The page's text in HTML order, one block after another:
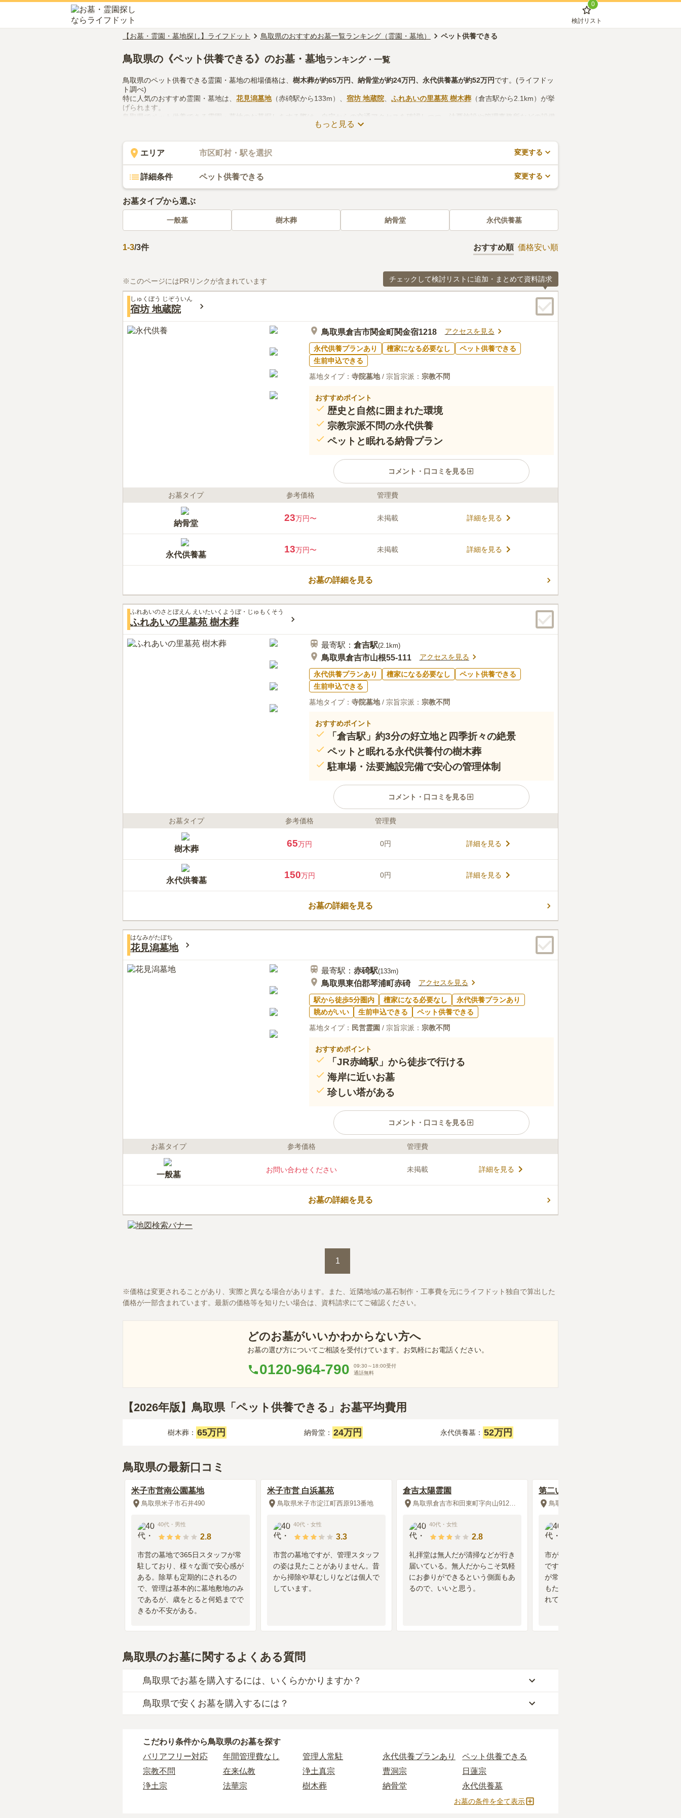
0
検討リスト
【お墓・霊園・墓地探し】ライフドット 鳥取県のおすすめお墓一覧ランキング（霊園・墓地） ペット供養できる
鳥取県の《ペット供養できる》のお墓・墓地ランキング・一覧
鳥取県のペット供養できる霊園・墓地の相場価格は、 樹木葬が約65万円、 納骨堂が約24万円、 永代供養墓が約52万円です。(ライフドッ
ト調べ)
特に人気のおすすめ霊園・墓地は、 花見潟墓地（赤碕駅から133m）、 宿坊 地蔵院 ふれあいの里墓苑 樹木葬 （倉吉駅から2.1km）が挙
げられます。
鳥取県でペット供養できる霊園・墓地のお墓探しをする際は、自宅からの交通アクセスを確認しつつ、法要施設や管理事務所などの設備
や管理体制、近隣での供花やお線香の入手方法などを考慮して選ぶとよいでしょう。資料請求や見学予約が無料でできますので、活用し
もっと見る
エリア 市区町村・駅を選択 変更する
詳細条件 ペット供養できる 変更する
お墓タイプから選ぶ
一般墓 樹木葬 納骨堂 永代供養墓
1-3/3件 おすすめ順 価格安い順
※このページにはPRリンクが含まれています チェックして検討リストに追加・まとめて資料請求
しゅくぼう じぞういん
宿坊 地蔵院
鳥取県倉吉市関金町関金宿1218 アクセスを見る
永代供養プランあり 檀家になる必要なし
ペット供養できる
生前申込できる
墓地タイプ： 寺院墓地/ 宗旨宗派： 宗教不問
おすすめポイント
歴史と自然に囲まれた環境
宗教宗派不問の永代供養
ペットと眠れる納骨プラン
コメント・口コミを見る
ライフドット編集部のコメント
井公園に隣接する自然豊かな霊園です。宗教宗派を問わずご利
用いただける永代供養は、粉骨洗浄費用込みの安心価格。ペッ
ど、非日常の静寂の中で心安らぐ時間をお過ごしいただけま
す。お墓の継承や供養の形にお悩みの方は、どうぞお気軽にご
相談ください。
口コミ評価
この霊園はまだ誰からも評価されていません。
お墓タイプ 参考価格 管理費
納骨堂
23万円〜 未掲載 詳細を見る
永代供養墓
13万円〜 未掲載 詳細を見る
お墓の詳細を見る
ふれあいのさとぼえん えいたいくようぼ・じゅもくそう
ふれあいの里墓苑 樹木葬
最寄駅： 倉吉駅(2.1km)
鳥取県倉吉市山根55-111 アクセスを見る
永代供養プランあり 檀家になる必要なし
ペット供養できる
生前申込できる
墓地タイプ： 寺院墓地/ 宗旨宗派： 宗教不問
おすすめポイント
「倉吉駅」約3分の好立地と四季折々の絶景
ペットと眠れる永代供養付の樹木葬
駐車場・法要施設完備で安心の管理体制
コメント・口コミを見る
ライフドット編集部のコメント
あいの里墓苑」は、完全バリアフリーで管理の行き届いた安心
の環境です。人気の樹木葬は、宗教宗派不問かつ年間管理費不
車場や法要施設も完備しており、お墓じまいの相談も可能で
す。緑豊かな静かな空間で、他の方と合祀されることなく、ご
家族やお一人様で穏やかに眠れる新しい供養のカタチを提供し
口コミ評価
この霊園はまだ誰からも評価されていません。
お墓タイプ 参考価格 管理費
樹木葬
65万円 0円 詳細を見る
永代供養墓
150万円 0円 詳細を見る
お墓の詳細を見る
はなみがたぼち
花見潟墓地
最寄駅： 赤碕駅(133m)
鳥取県東伯郡琴浦町赤碕 アクセスを見る
駅から徒歩5分圏内 檀家になる必要なし
永代供養プランあり
眺めがいい
生前申込できる
ペット供養できる
墓地タイプ： 民営霊園 / 宗旨宗派： 宗教不問
おすすめポイント
「JR赤崎駅」から徒歩で行ける
海岸に近いお墓
珍しい塔がある
コメント・口コミを見る
ライフドット編集部のコメント
たりも良く爽やかな気持ちでお参りすることができるお墓で
す。 石像美術史上貴重な塔があり、宝塔様式と宝篋印塔様式を
併せた「赤碕塔」と呼ばれる珍しい塔を見ることができます。
水汲み場や手桶が用意されているので、お墓の掃除やお花の水
替えに使えて便利です。
し離れたところにあります。花見潟は歴史のある広範囲にわたる墓地で
す。
口コミの続きを読む
お墓タイプ 参考価格 管理費
一般墓
お問い合わせください 未掲載 詳細を見る
お墓の詳細を見る
1
価格は変更されることがあり、実際と異なる場合があります。また、近隣地域の墓石制作・工事費を元にライフドット独自で算出した
価格が一部含まれています。最新の価格等を知りたい場合は、資料請求にてご確認ください。
どのお墓がいいかわからない方へ
お墓の選び方についてご相談を受付けています。お気軽にお電話ください。
0120-964-790 09:30～18:00受付
通話無料
【2026年版】鳥取県「ペット供養できる」お墓平均費用
樹木葬： 65万円 納骨堂： 24万円 永代供養墓： 52万円
鳥取県の最新口コミ
米子市営南公園墓地
鳥取県米子市石井490
40代 ・ 男性
2.8
市営の墓地で365日スタッフが常
駐しており、様々な面で安心感が
ある。除草も定期的にされるの
で、管理は基本的に墓地敷地のみ
であるが、歳をとると何処までで
きるか不安がある。
米子市営 白浜墓苑
鳥取県米子市淀江町西原913番地
40代 ・ 女性
3.3
市営の墓地ですが、管理スタッフ
の姿は見たことがありません。昔
から掃除や草むしりなどは個人で
しています。
倉吉太陽霊園
鳥取県倉吉市和田東町字向山912番地
40代 ・ 女性
2.8
礼拝堂は無人だが清掃などが行き
届いている。無人だからこそ気軽
にお参りができるという側面もあ
るので、いいと思う。
第二いなば墓苑
鳥取県鳥取市古郡家
市が運営のため、管理はそれなり
ですが特に不便はない。スタッフ
が常駐していない割には綺麗にた
もたれているので定期的に整備さ
れていると思われる
鳥取県のお墓に関するよくある質問
鳥取県でお墓を購入するには、いくらかかりますか？
鳥取県での購入費用の目安は、一般墓が約199万円、樹木葬が約65万円、納骨堂が約40万円、永代供養墓が
鳥取県 の一般墓の永代使用料の平均は
や墓石の大きさ・素材によって変わります。
樹木葬・納骨堂・永代供養墓は、基本的に墓石代がかからず、永代使用料のみかかります。
鳥取県で安くお墓を購入するには？
一般的に最も費用を抑えられるのは、他の方のご遺骨と一緒に埋葬する
タイプです。個別のお墓に比べて省スペースで管理の手間がかからないため、費用が安く設定されていま
す。
価格の目安は、1名あたり5万円〜30万円程度です。
で並び替えてお墓を探すのがおすすめです。
こだわり条件から鳥取県のお墓を探す
バリアフリー対応
年間管理費なし 管理人常駐 永代供養プランあり
ペット供養できる
宗教不問
在来仏教 浄土真宗 曹洞宗
日蓮宗
浄土宗
法華宗 樹木葬 納骨堂
永代供養墓
2人用区画あり
お墓の条件を全て表示